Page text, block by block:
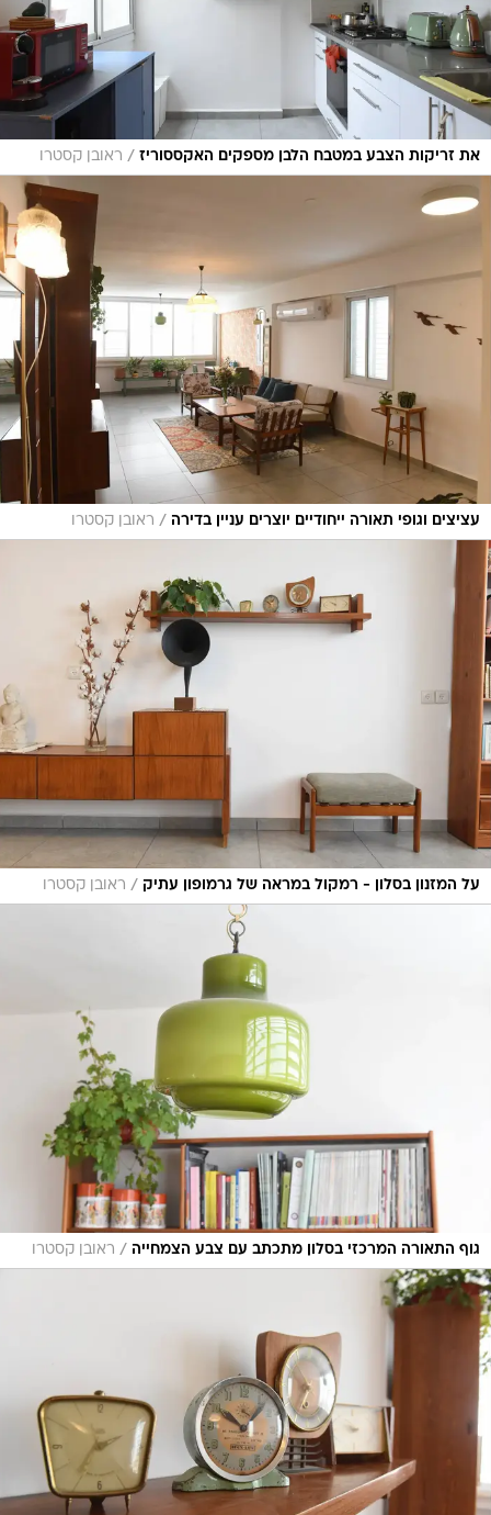
את זריקות הצבע במטבח הלבן מספקים האקססוריז / ראובן קסטרו
עציצים וגופי תאורה ייחודיים יוצרים עניין בדירה / ראובן קסטרו
על המזנון בסלון - רמקול במראה של גרמופון עתיק / ראובן קסטרו
גוף התאורה המרכזי בסלון מתכתב עם צבע הצמחייה / ראובן קסטרו